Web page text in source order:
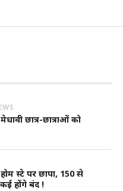
छात्र-छात्राओं को
स्टे पर छापा, 150 से
होंगे बंद !